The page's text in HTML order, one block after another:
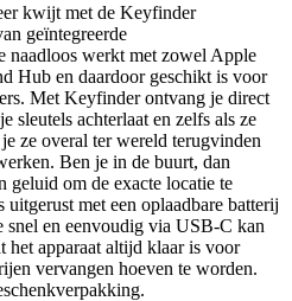
kwijt met de Keyfinder
geïntegreerde
naadloos werkt met zowel Apple
Hub en daardoor geschikt is voor
Met Keyfinder ontvang je direct
sleutels achterlaat en zelfs als ze
ze overal ter wereld terugvinden
Ben je in de buurt, dan
geluid om de exacte locatie te
met een oplaadbare batterij
snel en eenvoudig via USB-C kan
het apparaat altijd klaar is voor
vervangen hoeven te worden.